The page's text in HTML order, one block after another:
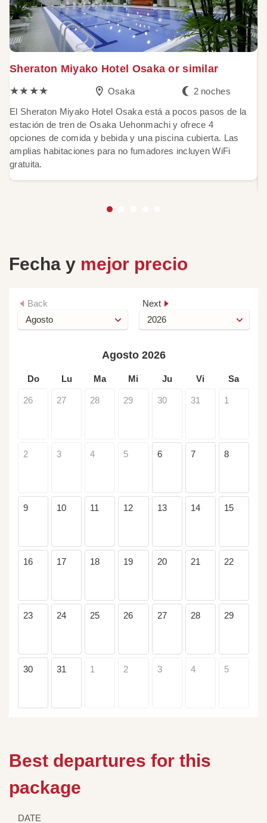
Sheraton Miyako Hotel Osaka or similar
★★★★
Osaka 2 noches
El Sheraton Miyako Hotel Osaka está a pocos pasos de la
estación de tren de Osaka Uehonmachi y ofrece 4
opciones de comida y bebida y una piscina cubierta. Las
amplias habitaciones para no fumadores incluyen WiFi
gratuita.
Fecha y mejor precio
Back Next
Agosto 2026
Do Lu Ma Mi Ju Vi Sa
26 27 28 29 30 31 1
2 3 4 5 6 7 8
9 10 11 12 13 14 15
16 17 18 19 20 21 22
23 24 25 26 27 28 29
30 31 1 2 3 4 5
Best departures for this
package
DATE